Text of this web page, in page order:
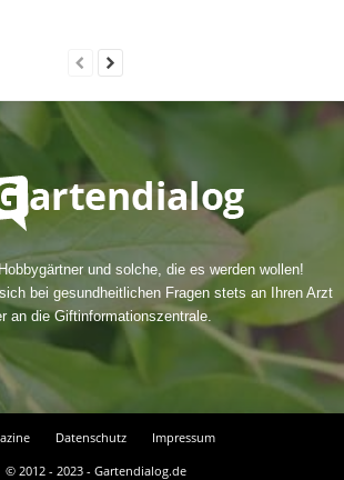
und solche, die es werden wollen!
bei gesundheitlichen Fragen stets an Ihren Arzt
an die Giftinformationszentrale.
Datenschutz
Impressum
© 2012 - 2023 - Gartendialog.de